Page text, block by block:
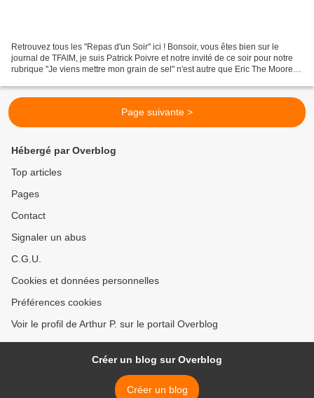
Retrouvez tous les "Repas d'un Soir" ici ! Bonsoir, vous êtes bien sur le
journal de TFAIM, je suis Patrick Poivre et notre invité de ce soir pour notre
rubrique "Je viens mettre mon grain de sel" n'est autre que Eric The Moore,
Page suivante >
Hébergé par Overblog
Top articles
Pages
Contact
Signaler un abus
C.G.U.
Cookies et données personnelles
Préférences cookies
Voir le profil de Arthur P. sur le portail Overblog
Créer un blog sur Overblog
Créer un blog